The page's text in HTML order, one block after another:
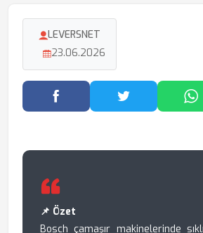
LEVERSNET
23.06.2026
Facebook'ta Paylaş
Twitter'da
📌 Özet
Bosch çamaşır makinelerinde